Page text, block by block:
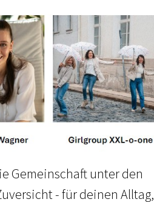
Gemeinschaft unter den
- für deinen Alltag,